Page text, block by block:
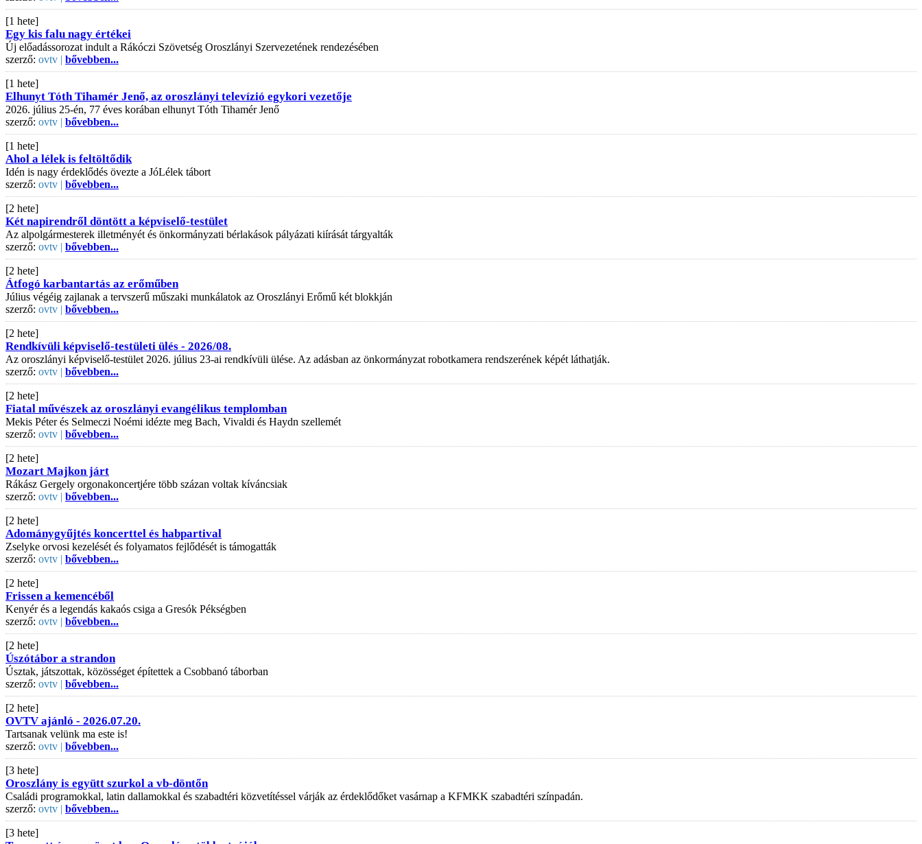
[1 hete]
Egy kis falu nagy értékei
Új előadássorozat indult a Rákóczi Szövetség Oroszlányi Szervezetének rendezésében
szerző: ovtv | bővebben...
[1 hete]
Elhunyt Tóth Tihamér Jenő, az oroszlányi televízió egykori vezetője
2026. július 25-én, 77 éves korában elhunyt Tóth Tihamér Jenő
szerző: ovtv | bővebben...
[1 hete]
Ahol a lélek is feltöltődik
Idén is nagy érdeklődés övezte a JóLélek tábort
szerző: ovtv | bővebben...
[2 hete]
Két napirendről döntött a képviselő-testület
Az alpolgármesterek illetményét és önkormányzati bérlakások pályázati kiírását tárgyalták
szerző: ovtv | bővebben...
[2 hete]
Átfogó karbantartás az erőműben
Július végéig zajlanak a tervszerű műszaki munkálatok az Oroszlányi Erőmű két blokkján
szerző: ovtv | bővebben...
[2 hete]
Rendkívüli képviselő-testületi ülés - 2026/08.
Az oroszlányi képviselő-testület 2026. július 23-ai rendkívüli ülése. Az adásban az önkormányzat robotkamera rendszerének képét láthatják.
szerző: ovtv | bővebben...
[2 hete]
Fiatal művészek az oroszlányi evangélikus templomban
Mekis Péter és Selmeczi Noémi idézte meg Bach, Vivaldi és Haydn szellemét
szerző: ovtv | bővebben...
[2 hete]
Mozart Majkon járt
Rákász Gergely orgonakoncertjére több százan voltak kíváncsiak
szerző: ovtv | bővebben...
[2 hete]
Adománygyűjtés koncerttel és habpartival
Zselyke orvosi kezelését és folyamatos fejlődését is támogatták
szerző: ovtv | bővebben...
[2 hete]
Frissen a kemencéből
Kenyér és a legendás kakaós csiga a Gresók Pékségben
szerző: ovtv | bővebben...
[2 hete]
Úszótábor a strandon
Úsztak, játszottak, közösséget építettek a Csobbanó táborban
szerző: ovtv | bővebben...
[2 hete]
OVTV ajánló - 2026.07.20.
Tartsanak velünk ma este is!
szerző: ovtv | bővebben...
[3 hete]
Oroszlány is együtt szurkol a vb-döntőn
Családi programokkal, latin dallamokkal és szabadtéri közvetítéssel várják az érdeklődőket vasárnap a KFMKK szabadtéri színpadán.
szerző: ovtv | bővebben...
[3 hete]